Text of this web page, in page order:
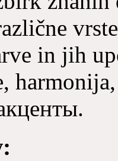
in jih
harmonija,